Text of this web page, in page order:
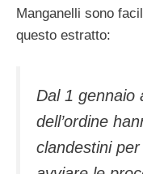
Manganelli sono
questo estratto:
Dal 1 gennaio
dell’ordine
clandestini